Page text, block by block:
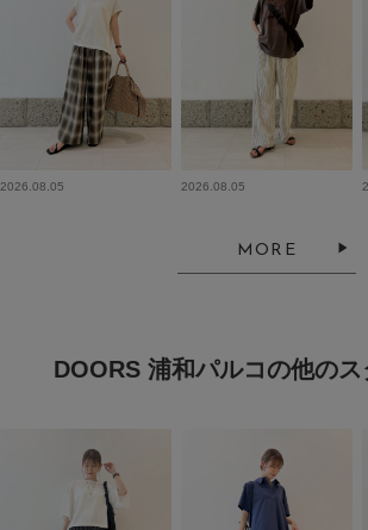
2026.08.05 2026.08.05
MORE
DOORS 浦和パルコの他の